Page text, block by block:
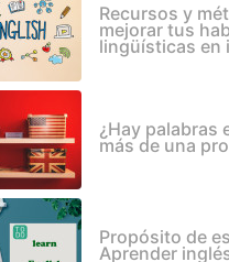
Recursos y
mejorar tus
lingüísticas en
¿Hay palabras
más de una
Propósito de
Aprender